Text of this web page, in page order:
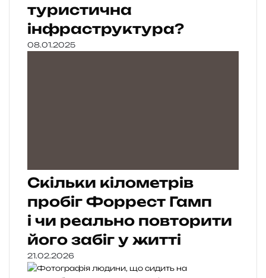
туристична
інфраструктура?
08.01.2025
Скільки кілометрів
пробіг Форрест Гамп
і чи реально повторити
його забіг у житті
21.02.2026